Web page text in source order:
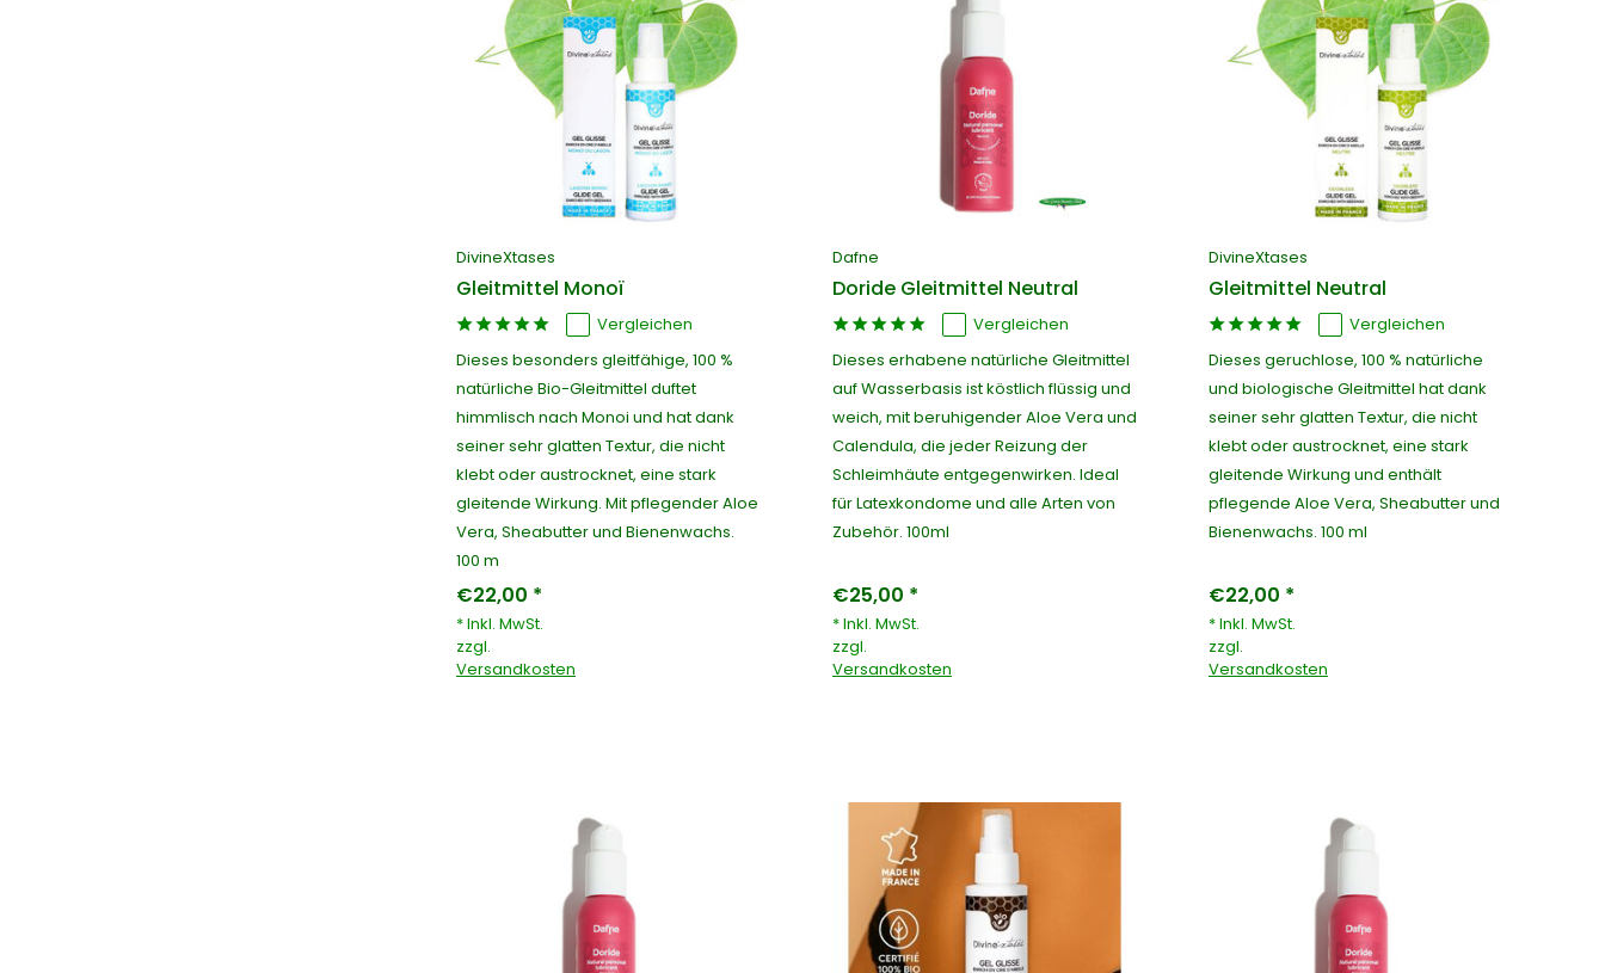
DivineXtases
Gleitmittel Monoï
Vergleichen
Dieses besonders gleitfähige, 100 %
natürliche Bio-Gleitmittel duftet
himmlisch nach Monoi und hat dank
seiner sehr glatten Textur, die nicht
klebt oder austrocknet, eine stark
gleitende Wirkung. Mit pflegender Aloe
Vera, Sheabutter und Bienenwachs.
100 m
€22,00 *
* Inkl. MwSt.
zzgl.
Versandkosten
Dafne
Doride Gleitmittel Neutral
Vergleichen
Dieses erhabene natürliche Gleitmittel
auf Wasserbasis ist köstlich flüssig und
weich, mit beruhigender Aloe Vera und
Calendula, die jeder Reizung der
Schleimhäute entgegenwirken. Ideal
für Latexkondome und alle Arten von
Zubehör. 100ml
€25,00 *
* Inkl. MwSt.
zzgl.
Versandkosten
DivineXtases
Gleitmittel Neutral
Vergleichen
Dieses geruchlose, 100 % natürliche
und biologische Gleitmittel hat dank
seiner sehr glatten Textur, die nicht
klebt oder austrocknet, eine stark
gleitende Wirkung und enthält
pflegende Aloe Vera, Sheabutter und
Bienenwachs. 100 ml
€22,00 *
* Inkl. MwSt.
zzgl.
Versandkosten